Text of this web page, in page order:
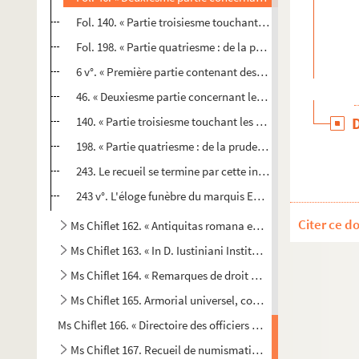
Fol. 140. « Partie troisiesme touchant les ambassadeurs,
Fol. 198. « Partie quatriesme : de la prudence qu'il
6 v°. « Première partie contenant des remarques
46. « Deuxiesme partie concernant le ministère et les
140. « Partie troisiesme touchant les ambassadeurs,
198. « Partie quatriesme : de la prudence qu'il convient
243. Le recueil se termine par cette indication
243 v°. L'éloge funèbre du marquis Emmanuel de
Ms Chiflet 162. « Antiquitas romana ex Justo Lipsio
Ms Chiflet 163. « In D. Iustiniani Institutionum libros
Ms Chiflet 164. « Remarques de droit et de pratique sur les
Ms Chiflet 165. Armorial universel, compilé par Jules Chiflet
Ms Chiflet 166. « Directoire des officiers de l'ordre de la
Ms Chiflet 167. Recueil de numismatique
Citer ce